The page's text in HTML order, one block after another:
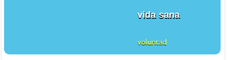
vida sana
voluntad